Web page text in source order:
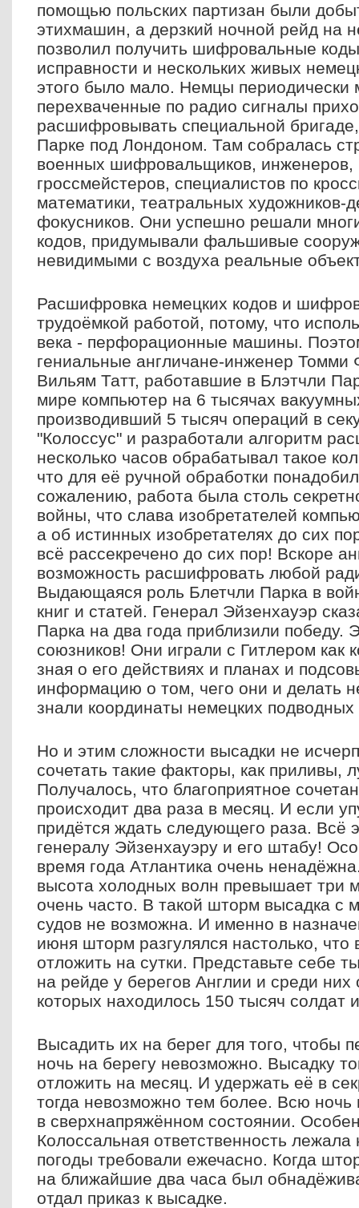
помощью польских партизан были
этихмашин, а дерзкий ночной рейд на
позволил получить шифровальные
исправности и нескольких живых
этого было мало. Немцы периодически
перехваченные по радио сигналы
расшифровывать специальной
Парке под Лондоном. Там собралась
военных шифровальщиков,
гроссмейстеров, специалистов по
математики, театральных художников-
фокусников. Они успешно решали
кодов, придумывали фальшивые
невидимыми с воздуха реальные
Расшифровка немецких кодов и
трудоёмкой работой, потому, что
века - перфорационные машины.
гениальные англичане-инженер Томми
Вильям Татт, работавшие в Блэтчли
мире компьютер на 6 тысячах
производивший 5 тысяч операций в
"Колоссус" и разработали алгоритм
несколько часов обрабатывал такое
что для её ручной обработки
сожалению, работа была столь
войны, что слава изобретателей
а об истинных изобретателях до сих
всё рассекречено до сих пор! Вскоре
возможность расшифровать любой
Выдающаяся роль Блетчли Парка в
книг и статей. Генерал Эйзенхауэр
Парка на два года приблизили победу.
союзников! Они играли с Гитлером
зная о его действиях и планах и
информацию о том, чего они и делать
знали координаты немецких подводных
Но и этим сложности высадки не
сочетать такие факторы, как приливы,
Получалось, что благоприятное
происходит два раза в месяц. И если
придётся ждать следующего раза. Всё
генералу Эйзенхауэру и его штабу!
время года Атлантика очень
высота холодных волн превышает три
очень часто. В такой шторм высадка с
судов не возможна. И именно в
июня шторм разгулялся настолько, что
отложить на сутки. Представьте себе
на рейде у берегов Англии и среди них
которых находилось 150 тысяч солдат
Высадить их на берег для того, чтобы
ночь на берегу невозможно. Высадку
отложить на месяц. И удержать её в
тогда невозможно тем более. Всю
в сверхнапряжённом состоянии.
Колоссальная ответственность
погоды требовали ежечасно. Когда
на ближайшие два часа был
отдал приказ к высадке.